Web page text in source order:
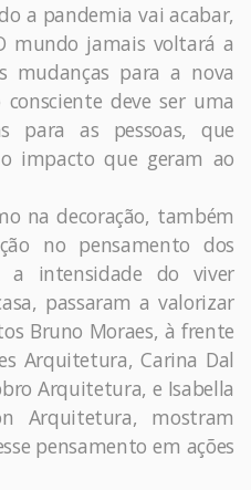
a pandemia vai acabar,
mundo jamais voltará a
mudanças para a nova
consciente deve ser uma
para as pessoas, que
impacto que geram ao
na decoração, também
no pensamento dos
a intensidade do viver
passaram a valorizar
Bruno Moraes, à frente
Arquitetura, Carina Dal
Arquitetura, e Isabella
Arquitetura, mostram
pensamento em ações